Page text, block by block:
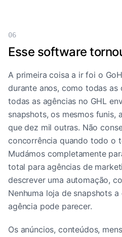
06
Esse software
A primeira coisa a ir foi o
durante anos, como todas as
todas as agências no GHL
snapshots, os mesmos funis,
que dez mil outras. Não
concorrência quando todo o
Mudámos completamente
total para agências de
descrever uma automação,
Nenhuma loja de snapshots
agência pode parecer.
Os anúncios, conteúdos,